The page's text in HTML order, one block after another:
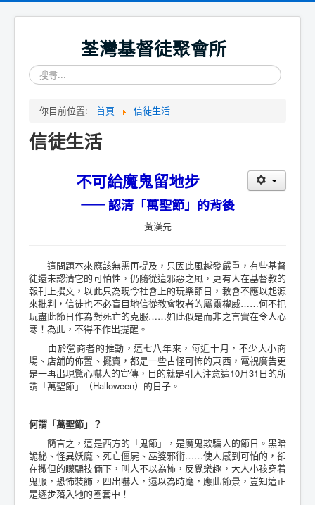
荃灣基督徒聚會所
搜
尋...
你目前位置:
首頁 信徒生活
信徒生活
不可給魔鬼留地步
—— 認清「萬聖節」的背後
黃漢先
這問題本來應該無需再提及，只因此風越發嚴重，有些基督
徒還未認清它的可怕性，仍隨從這邪惡之風，更有人在基督教的
報刊上撰文，以此只為現今社會上的玩樂節日，教會不應以起源
來批判，信徒也不必盲目地信從教會牧者的屬靈權威……何不把
玩盡此節日作為對死亡的克服……如此似是而非之言實在令人心
寒！為此，不得不作出提醒。
由於營商者的推動，這七八年來，每近十月，不少大小商
場、店舖的佈置、擺賣，都是一些古怪可怖的東西，電視廣告更
是一再出現驚心嚇人的宣傳，目的就是引人注意這10月31日的所
謂「萬聖節」（Halloween）的日子。
何謂「萬聖節」？
簡言之，這是西方的「鬼節」，是魔鬼欺騙人的節日。黑暗
詭秘、怪異妖魔、死亡僵屍、巫婆邪術……使人感到可怕的，卻
在撒但的矇騙技倆下，叫人不以為怖，反覺樂趣，大人小孩穿着
鬼服，恐怖裝飾，四出嚇人，還以為時麾，應此節景，豈知這正
是逐步落入牠的圈套中！